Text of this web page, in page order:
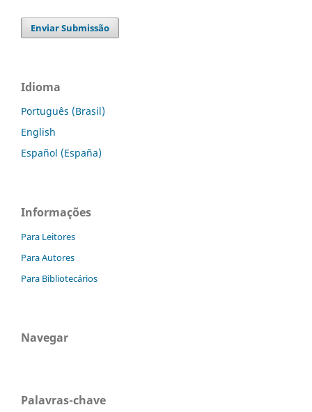
Enviar Submissão
Idioma
Português (Brasil)
English
Español (España)
Informações
Para Leitores
Para Autores
Para Bibliotecários
Navegar
Palavras-chave